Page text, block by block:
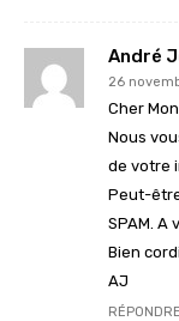
André
26
Cher
Nous
de votre
Peut-
SPAM. A
Bien
AJ
RÉPONDRE